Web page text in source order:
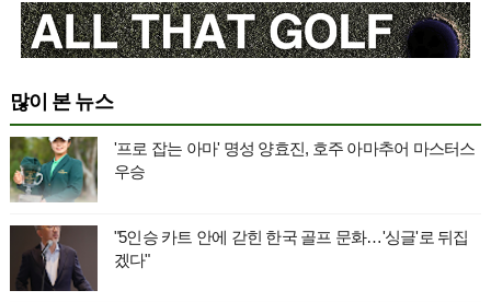
많이 본 뉴스
'프로 잡는 아마' 명성 양효진, 호주 아마추어 마스터스
우승
"5인승 카트 안에 갇힌 한국 골프 문화…'싱글'로 뒤집
겠다"